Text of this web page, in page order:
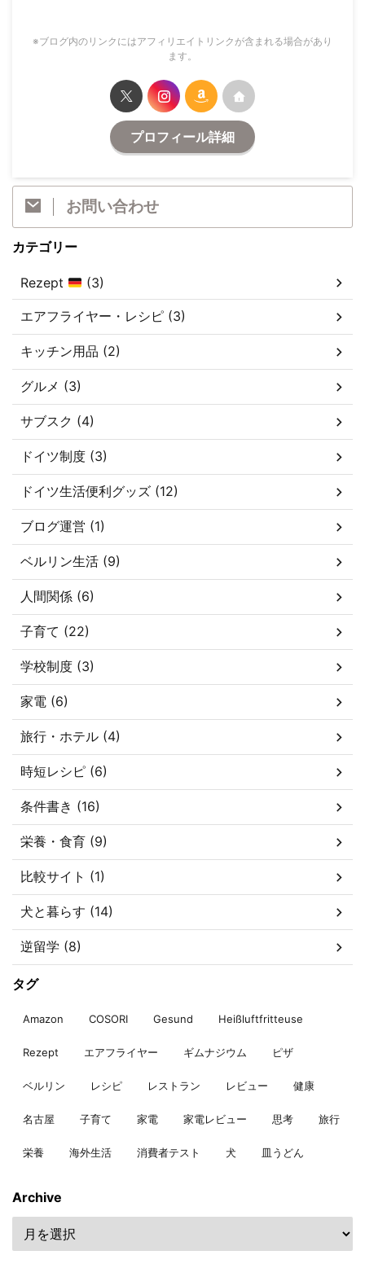
※ブログ内のリンクにはアフィリエイトリンクが含まれる場合があり
ます。
プロフィール詳細
お問い合わせ
カテゴリー
Rezept (3)
エアフライヤー・レシピ (3)
キッチン用品 (2)
グルメ (3)
サブスク (4)
ドイツ制度 (3)
ドイツ生活便利グッズ (12)
ブログ運営 (1)
ベルリン生活 (9)
人間関係 (6)
子育て (22)
学校制度 (3)
家電 (6)
旅行・ホテル (4)
時短レシピ (6)
条件書き (16)
栄養・食育 (9)
比較サイト (1)
犬と暮らす (14)
逆留学 (8)
タグ
Amazon COSORI Gesund Heißluftfritteuse
Rezept エアフライヤー ギムナジウム ピザ
ベルリン レシピ レストラン レビュー 健康
名古屋 子育て 家電 家電レビュー 思考 旅行
栄養 海外生活 消費者テスト 犬 皿うどん
Archive